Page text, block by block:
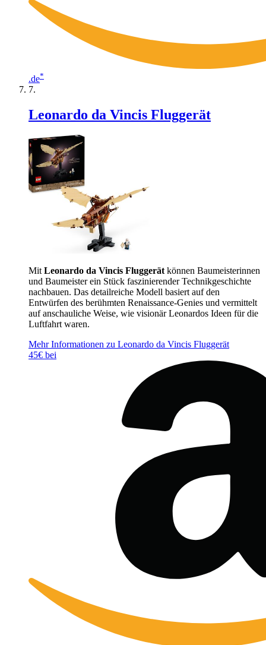
.de*
Leonardo da Vincis Fluggerät
Mit Leonardo da Vincis Fluggerät können Baumeisterinnen
und Baumeister ein Stück faszinierender Technikgeschichte
nachbauen. Das detailreiche Modell basiert auf den
Entwürfen des berühmten Renaissance-Genies und vermittelt
auf anschauliche Weise, wie visionär Leonardos Ideen für die
Luftfahrt waren.
Mehr Informationen zu Leonardo da Vincis Fluggerät
45€ bei